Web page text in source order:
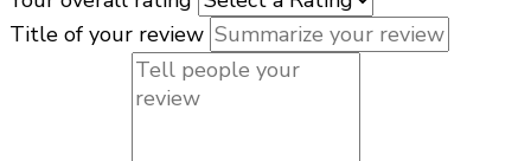
Title of your review